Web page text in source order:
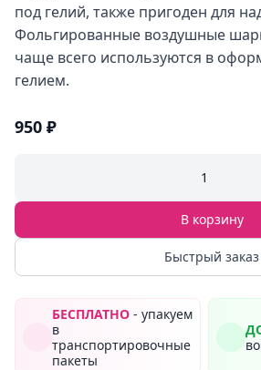
под гелий, также пригоден для
Фольгированные воздушные
чаще всего используются в
гелием.
950 ₽
1
В корзину
Быстрый заказ
БЕСПЛАТНО - упакуем
в
транспортировочные
пакеты